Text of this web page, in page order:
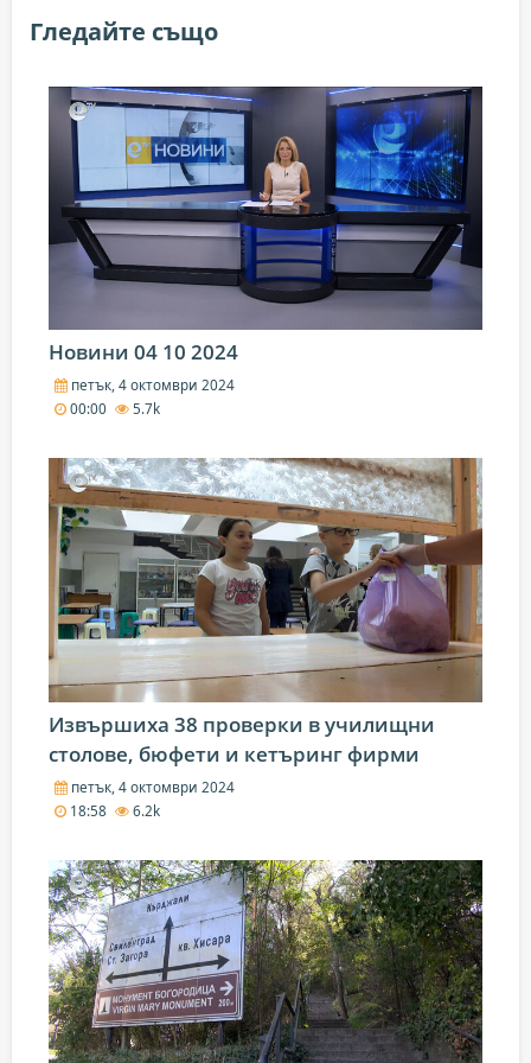
Гледайте също
Новини 04 10 2024
петък, 4 октомври 2024
00:00
5.7k
Извършиха 38 проверки в училищни
столове, бюфети и кетъринг фирми
петък, 4 октомври 2024
18:58
6.2k